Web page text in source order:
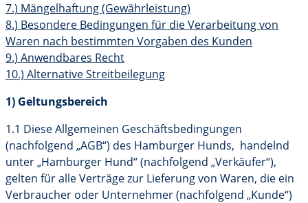
7.) Mängelhaftung (Gewährleistung)
8.) Besondere Bedingungen für die Verarbeitung von
Waren nach bestimmten Vorgaben des Kunden
9.) Anwendbares Recht
10.) Alternative Streitbeilegung
1) Geltungsbereich
1.1 Diese Allgemeinen Geschäftsbedingungen
(nachfolgend „AGB“) des Hamburger Hunds, handelnd
unter „Hamburger Hund“ (nachfolgend „Verkäufer“),
gelten für alle Verträge zur Lieferung von Waren, die ein
Verbraucher oder Unternehmer (nachfolgend „Kunde“)